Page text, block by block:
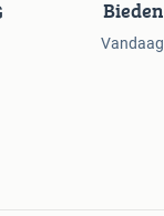
Bieden
Vandaag